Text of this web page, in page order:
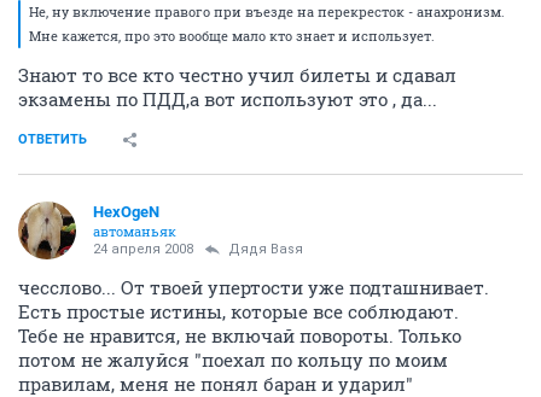
Не, ну включение правого при въезде на перекресток - анахронизм.
Мне кажется, про это вообще мало кто знает и использует.
Знают то все кто честно учил билеты и сдавал
экзамены по ПДД,а вот используют это , да...
ОТВЕТИТЬ
HexOgeN
автоманьяк
24 апреля 2008 Дядя Ваsя
чесслово... От твоей упертости уже подташнивает.
Есть простые истины, которые все соблюдают.
Тебе не нравится, не включай повороты. Только
потом не жалуйся "поехал по кольцу по моим
правилам, меня не понял баран и ударил"